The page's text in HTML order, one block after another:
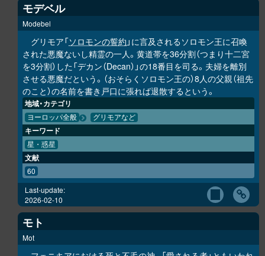
モデベル
Modebel
グリモア「ソロモンの誓約 」に言及されるソロモン王に召喚
された悪魔ないし精霊の一人。黄道帯を36分割（つまり十二宮
を3分割）した「デカン（Decan）」の18番目を司る。夫婦を離別
させる悪魔だという。（おそらくソロモン王の）8人の父親（祖先
のこと）の名前を書き戸口に張れば退散するという。
地域・カテゴリ
ヨーロッパ全般 グリモアなど
キーワード
星・惑星
文献
60
Last-update:
2026-02-10
モト
Mot